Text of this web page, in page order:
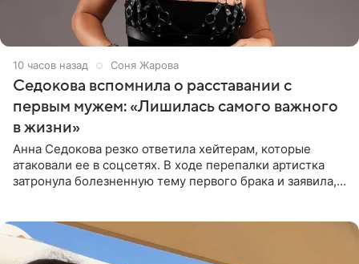
10 часов назад Соня Жарова
Седокова вспомнила о расставании с
первым мужем: «Лишилась самого важного
в жизни»
Анна Седокова резко ответила хейтерам, которые
атаковали ее в соцсетях. В ходе перепалки артистка
затронула болезненную тему первого брака и заявила,